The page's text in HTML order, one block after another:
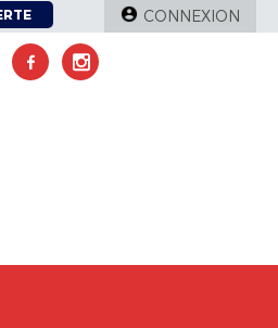
CONNEXION